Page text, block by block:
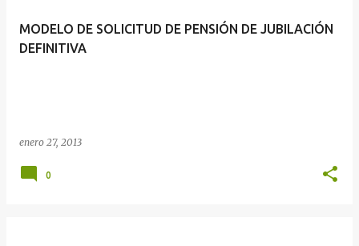
MODELO DE SOLICITUD DE PENSIÓN DE JUBILACIÓN
DEFINITIVA
enero 27, 2013
0